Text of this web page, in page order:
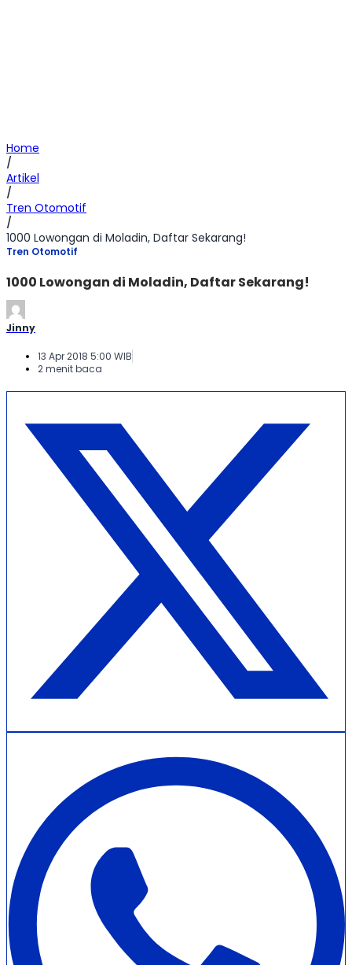
Home
/
Artikel
/
Tren Otomotif
/
1000 Lowongan di Moladin, Daftar Sekarang!
Tren Otomotif
1000 Lowongan di Moladin, Daftar Sekarang!
Jinny
13 Apr 2018 5:00 WIB
2 menit baca